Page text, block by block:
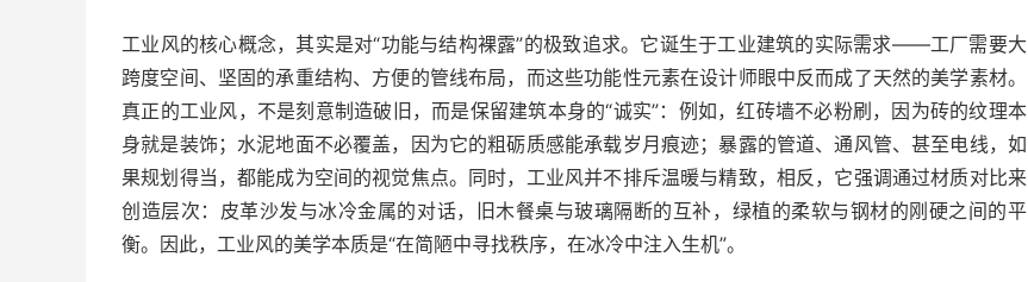
工业风的核心概念，其实是对“功能与结构裸露”的极致追求。它诞生于工业建筑的实际需求——工厂需要大
跨度空间、坚固的承重结构、方便的管线布局，而这些功能性元素在设计师眼中反而成了天然的美学素材。
真正的工业风，不是刻意制造破旧，而是保留建筑本身的“诚实”：例如，红砖墙不必粉刷，因为砖的纹理本
身就是装饰；水泥地面不必覆盖，因为它的粗砺质感能承载岁月痕迹；暴露的管道、通风管、甚至电线，如
果规划得当，都能成为空间的视觉焦点。同时，工业风并不排斥温暖与精致，相反，它强调通过材质对比来
创造层次：皮革沙发与冰冷金属的对话，旧木餐桌与玻璃隔断的互补，绿植的柔软与钢材的刚硬之间的平
衡。因此，工业风的美学本质是“在简陋中寻找秩序，在冰冷中注入生机”。